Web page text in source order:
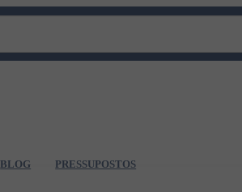
BLOG PRESSUPOSTOS